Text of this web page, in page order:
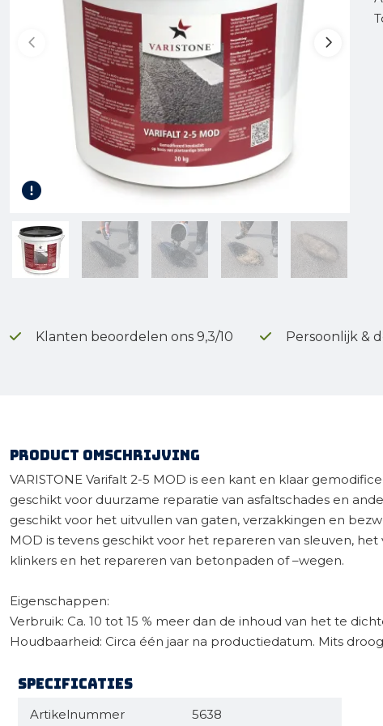
Gereedschap
Terrasplanken
Tuinhout
Klanten beoordelen ons 9,3/10 Persoonlijk &
Product omschrijving
VARISTONE Varifalt 2-5 MOD is een kant en klaar
geschikt voor duurzame reparatie van asfaltschades en
geschikt voor het uitvullen van gaten, verzakkingen en
MOD is tevens geschikt voor het repareren van sleuven,
klinkers en het repareren van betonpaden of –wegen.
Eigenschappen:
Verbruik: Ca. 10 tot 15 % meer dan de inhoud van het te
Houdbaarheid: Circa één jaar na productiedatum. Mits
Specificaties
Artikelnummer 5638